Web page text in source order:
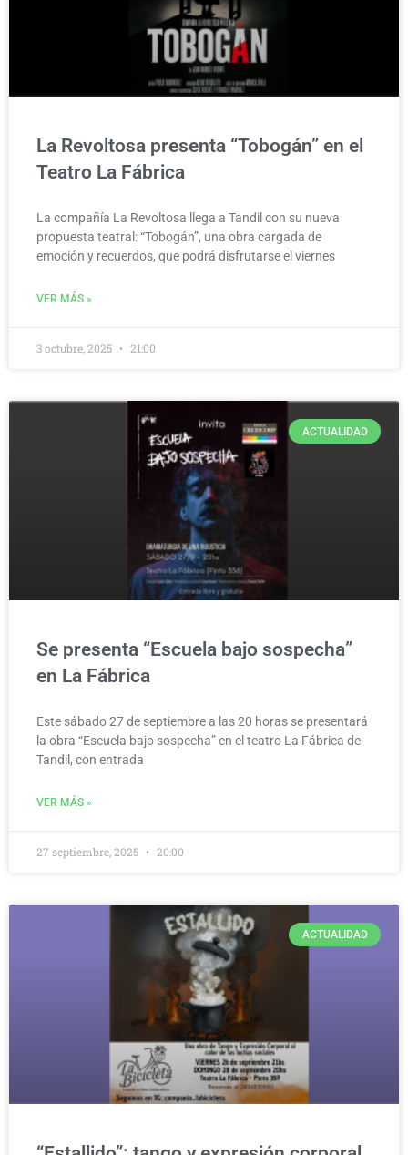
La Revoltosa presenta “Tobogán” en el
Teatro La Fábrica
La compañía La Revoltosa llega a Tandil con su nueva
propuesta teatral: “Tobogán”, una obra cargada de
emoción y recuerdos, que podrá disfrutarse el viernes
VER MÁS »
3 octubre, 2025 21:00
ACTUALIDAD
Se presenta “Escuela bajo sospecha”
en La Fábrica
Este sábado 27 de septiembre a las 20 horas se presentará
la obra “Escuela bajo sospecha” en el teatro La Fábrica de
Tandil, con entrada
VER MÁS »
27 septiembre, 2025 20:00
ACTUALIDAD